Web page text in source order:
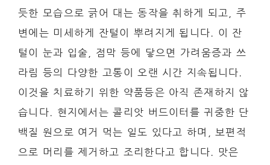
듯한 모습으로 긁어 대는 동작을 취하게 되고, 주
변에는 미세하게 잔털이 뿌려지게 됩니다. 이 잔
털이 눈과 입술, 점막 등에 닿으면 가려움증과 쓰
라림 등의 다양한 고통이 오랜 시간 지속됩니다.
이것을 치료하기 위한 약품등은 아직 존재하지 않
습니다. 현지에서는 콜리앗 버드이터를 귀중한 단
백질 원으로 여거 먹는 일도 있다고 하며, 보편적
으로 머리를 제거하고 조리한다고 합니다. 맛은